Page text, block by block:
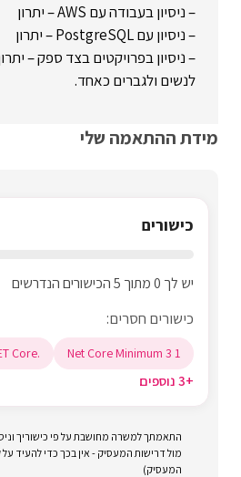
– ניסיון בעבודה עם AWS – יתרון
– ניסיון עם PostgreSQL – יתרון
– ניסיון בפרויקטים בצד ספק –
לנשים ולגברים כאחד.
מידת ההתאמה שלי
כישורים
יש לך 0 מתוך 5 הכישורים הנדרשים
כישורים חסרים:
Net Core Minimum 3 1 .NET Core ומיקרושירותים
+3 נוספים
התאמתך למשרה מחושבת על פי כישוריך
מול דרישות המעסיק - אין בכך כדי להעיד
המעסיק)